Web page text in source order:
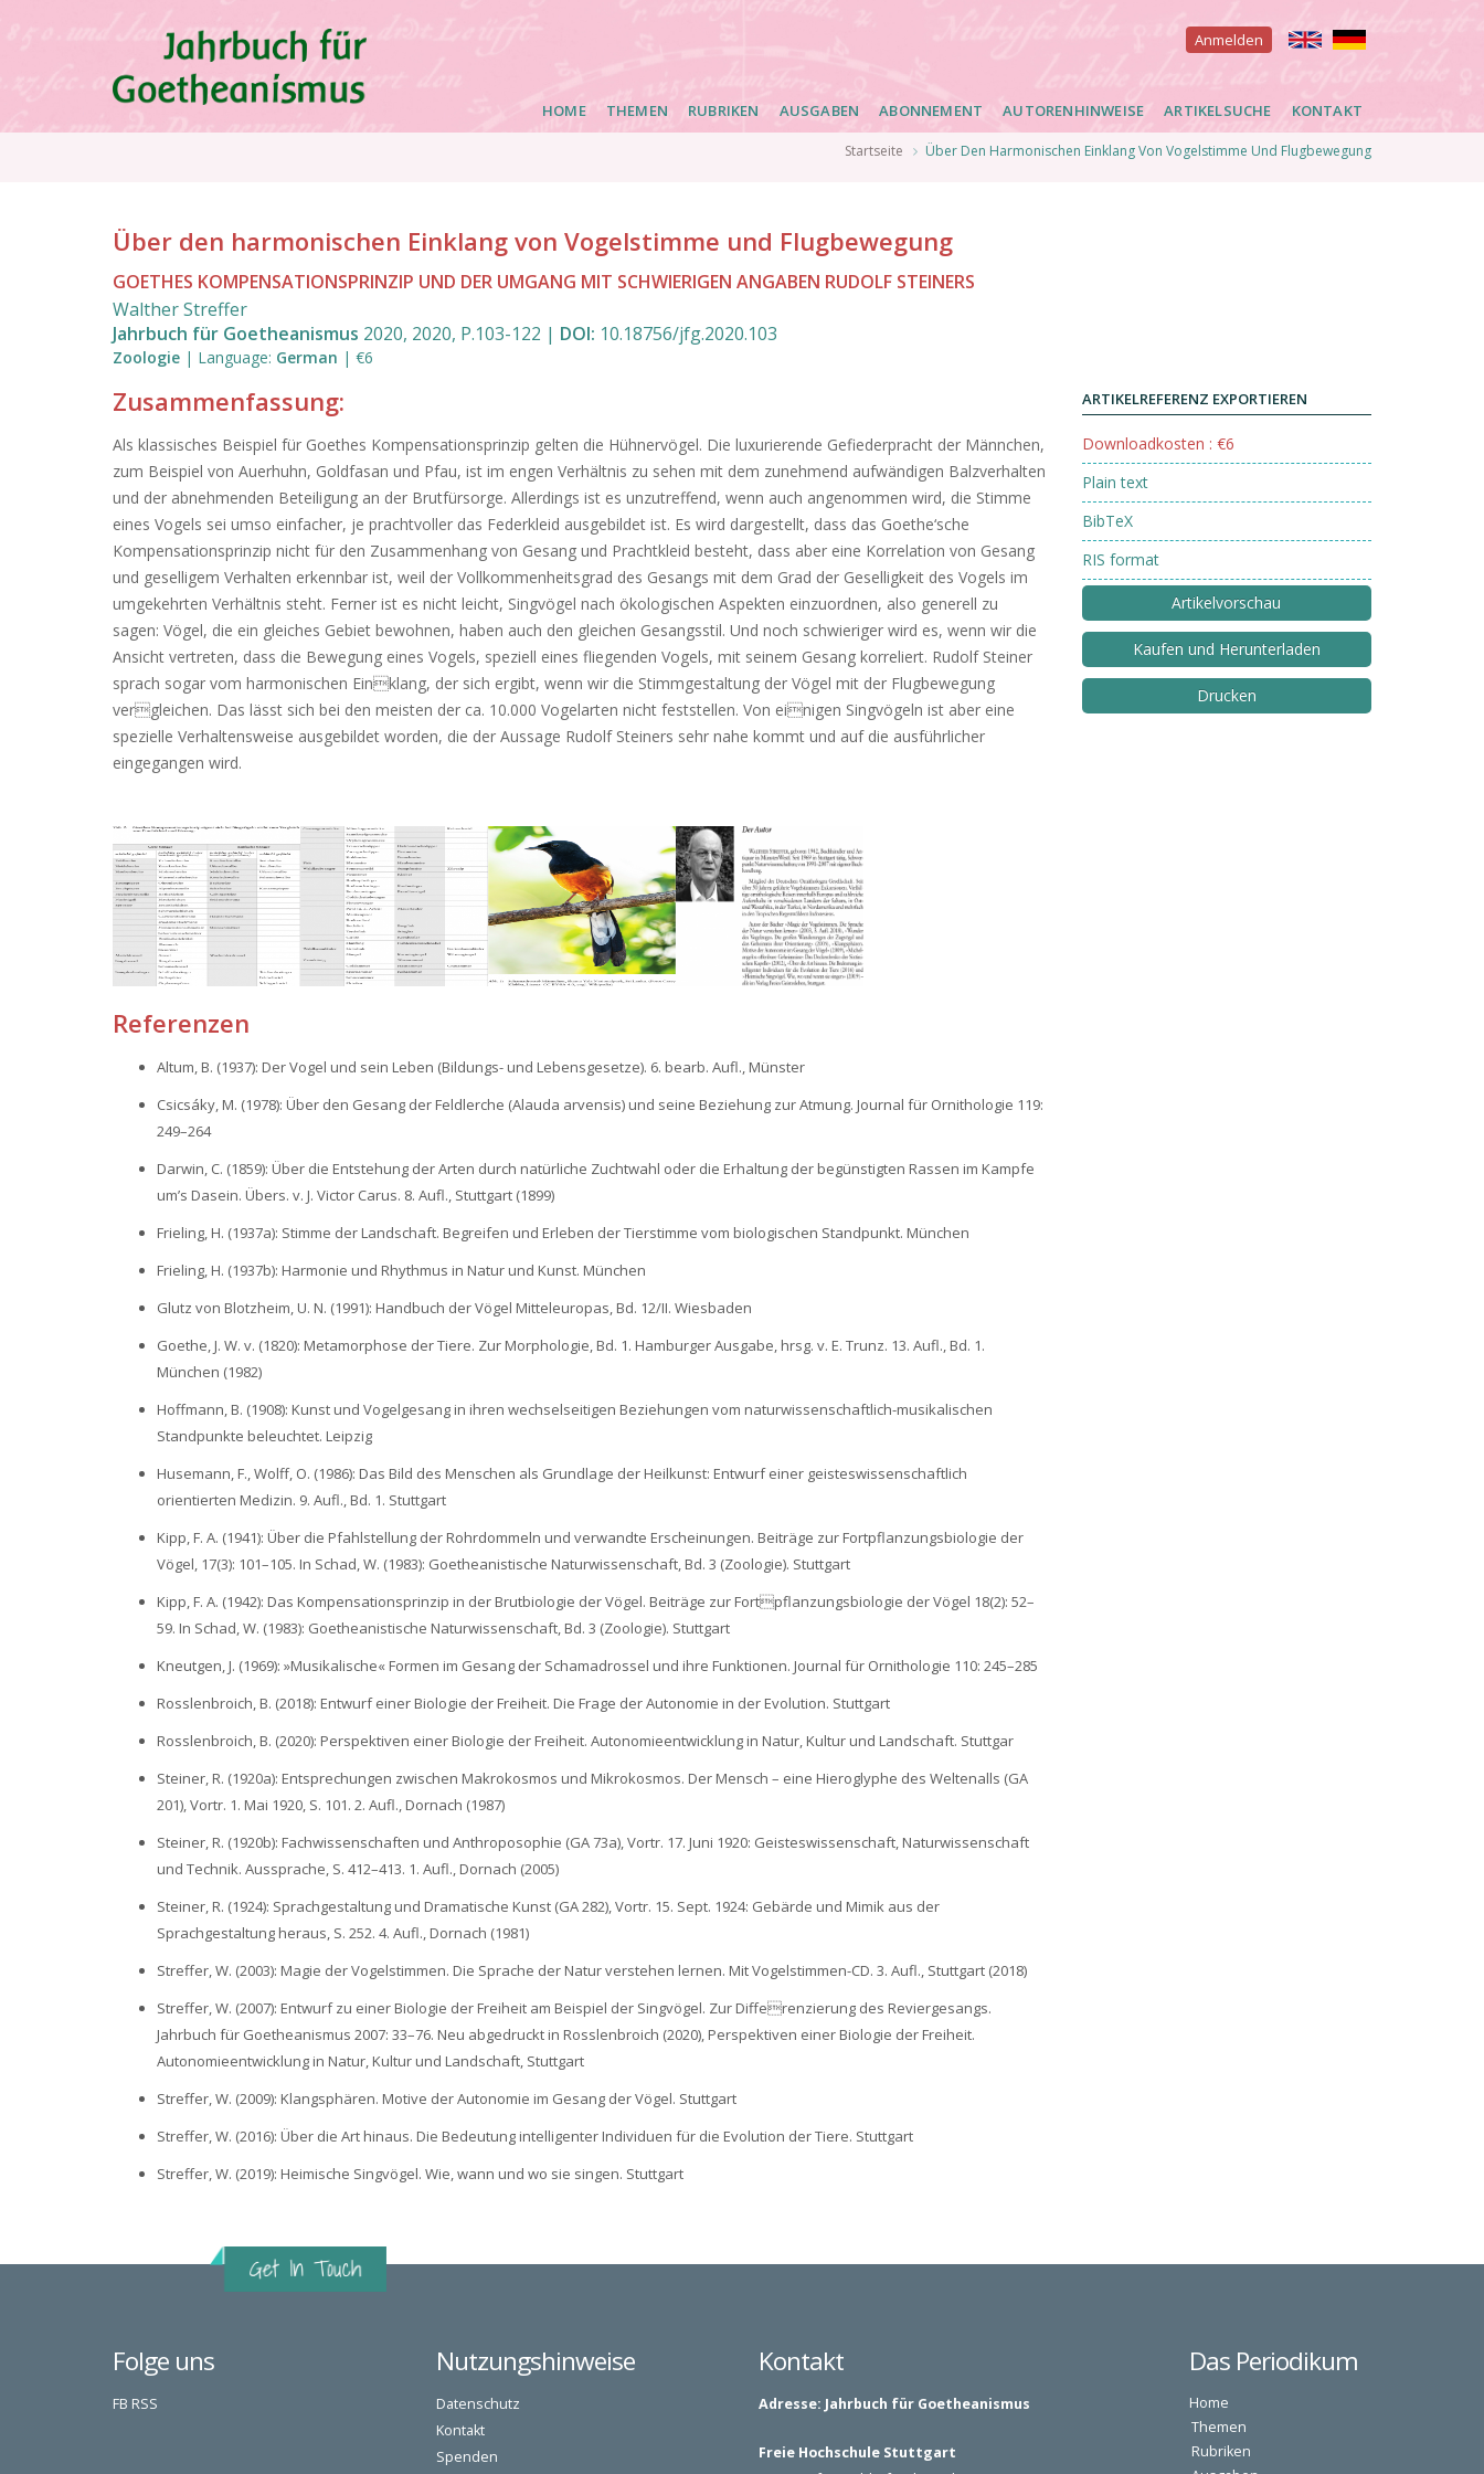
User
menu
Anmelden
Main
HOME THEMEN RUBRIKEN AUSGABEN ABONNEMENT AUTORENHINWEISE ARTIKELSUCHE KONTAKT
Startseite Über Den Harmonischen Einklang Von Vogelstimme Und Flugbewegung
Über den harmonischen Einklang von Vogelstimme und Flugbewegung
GOETHES KOMPENSATIONSPRINZIP UND DER UMGANG MIT SCHWIERIGEN ANGABEN RUDOLF STEINERS
Walther Streffer
Jahrbuch für Goetheanismus 2020, 2020, P.103-122 | DOI: 10.18756/jfg.2020.103
Zoologie | Language: German | €6
ARTIKELREFERENZ EXPORTIEREN
Downloadkosten : €6
Plain text
BibTeX
RIS format
Artikelvorschau
Kaufen und Herunterladen
Drucken
Zusammenfassung:
Als klassisches Beispiel für Goethes Kompensationsprinzip gelten die Hühnervögel. Die luxurierende Gefiederpracht der Männchen,
zum Beispiel von Auerhuhn, Goldfasan und Pfau, ist im engen Verhältnis zu sehen mit dem zunehmend aufwändigen Balzverhalten
und der abnehmenden Beteiligung an der Brutfürsorge. Allerdings ist es unzutreffend, wenn auch angenommen wird, die Stimme
eines Vogels sei umso einfacher, je prachtvoller das Federkleid ausgebildet ist. Es wird dargestellt, dass das Goethe‘sche
Kompensationsprinzip nicht für den Zusammenhang von Gesang und Prachtkleid besteht, dass aber eine Korrelation von Gesang
und geselligem Verhalten erkennbar ist, weil der Vollkommenheitsgrad des Gesangs mit dem Grad der Geselligkeit des Vogels im
umgekehrten Verhältnis steht. Ferner ist es nicht leicht, Singvögel nach ökologischen Aspekten einzuordnen, also generell zu
sagen: Vögel, die ein gleiches Gebiet bewohnen, haben auch den gleichen Gesangsstil. Und noch schwieriger wird es, wenn wir die
Ansicht vertreten, dass die Bewegung eines Vogels, speziell eines fliegenden Vogels, mit seinem Gesang korreliert. Rudolf Steiner
sprach sogar vom harmonischen Einklang, der sich ergibt, wenn wir die Stimmgestaltung der Vögel mit der Flugbewegung
vergleichen. Das lässt sich bei den meisten der ca. 10.000 Vogelarten nicht feststellen. Von einigen Singvögeln ist aber eine
spezielle Verhaltensweise ausgebildet worden, die der Aussage Rudolf Steiners sehr nahe kommt und auf die ausführlicher
eingegangen wird.
Referenzen
Altum, B. (1937): Der Vogel und sein Leben (Bildungs- und Lebensgesetze). 6. bearb. Aufl., Münster
Csicsáky, M. (1978): Über den Gesang der Feldlerche (Alauda arvensis) und seine Beziehung zur Atmung. Journal für Ornithologie 119:
249–264
Darwin, C. (1859): Über die Entstehung der Arten durch natürliche Zuchtwahl oder die Erhaltung der begünstigten Rassen im Kampfe
um’s Dasein. Übers. v. J. Victor Carus. 8. Aufl., Stuttgart (1899)
Frieling, H. (1937a): Stimme der Landschaft. Begreifen und Erleben der Tierstimme vom biologischen Standpunkt. München
Frieling, H. (1937b): Harmonie und Rhythmus in Natur und Kunst. München
Glutz von Blotzheim, U. N. (1991): Handbuch der Vögel Mitteleuropas, Bd. 12/II. Wiesbaden
Goethe, J. W. v. (1820): Metamorphose der Tiere. Zur Morphologie, Bd. 1. Hamburger Ausgabe, hrsg. v. E. Trunz. 13. Aufl., Bd. 1.
München (1982)
Hoffmann, B. (1908): Kunst und Vogelgesang in ihren wechselseitigen Beziehungen vom naturwissenschaftlich-musikalischen
Standpunkte beleuchtet. Leipzig
Husemann, F., Wolff, O. (1986): Das Bild des Menschen als Grundlage der Heilkunst: Entwurf einer geisteswissenschaftlich
orientierten Medizin. 9. Aufl., Bd. 1. Stuttgart
Kipp, F. A. (1941): Über die Pfahlstellung der Rohrdommeln und verwandte Erscheinungen. Beiträge zur Fortpflanzungsbiologie der
Vögel, 17(3): 101–105. In Schad, W. (1983): Goetheanistische Naturwissenschaft, Bd. 3 (Zoologie). Stuttgart
Kipp, F. A. (1942): Das Kompensationsprinzip in der Brutbiologie der Vögel. Beiträge zur Fortpflanzungsbiologie der Vögel 18(2): 52–
59. In Schad, W. (1983): Goetheanistische Naturwissenschaft, Bd. 3 (Zoologie). Stuttgart
Kneutgen, J. (1969): »Musikalische« Formen im Gesang der Schamadrossel und ihre Funktionen. Journal für Ornithologie 110: 245–285
Rosslenbroich, B. (2018): Entwurf einer Biologie der Freiheit. Die Frage der Autonomie in der Evolution. Stuttgart
Rosslenbroich, B. (2020): Perspektiven einer Biologie der Freiheit. Autonomieentwicklung in Natur, Kultur und Landschaft. Stuttgar
Steiner, R. (1920a): Entsprechungen zwischen Makrokosmos und Mikrokosmos. Der Mensch – eine Hieroglyphe des Weltenalls (GA
201), Vortr. 1. Mai 1920, S. 101. 2. Aufl., Dornach (1987)
Steiner, R. (1920b): Fachwissenschaften und Anthroposophie (GA 73a), Vortr. 17. Juni 1920: Geisteswissenschaft, Naturwissenschaft
und Technik. Aussprache, S. 412–413. 1. Aufl., Dornach (2005)
Steiner, R. (1924): Sprachgestaltung und Dramatische Kunst (GA 282), Vortr. 15. Sept. 1924: Gebärde und Mimik aus der
Sprachgestaltung heraus, S. 252. 4. Aufl., Dornach (1981)
Streffer, W. (2003): Magie der Vogelstimmen. Die Sprache der Natur verstehen lernen. Mit Vogelstimmen-CD. 3. Aufl., Stuttgart (2018)
Streffer, W. (2007): Entwurf zu einer Biologie der Freiheit am Beispiel der Singvögel. Zur Differenzierung des Reviergesangs.
Jahrbuch für Goetheanismus 2007: 33–76. Neu abgedruckt in Rosslenbroich (2020), Perspektiven einer Biologie der Freiheit.
Autonomieentwicklung in Natur, Kultur und Landschaft, Stuttgart
Streffer, W. (2009): Klangsphären. Motive der Autonomie im Gesang der Vögel. Stuttgart
Streffer, W. (2016): Über die Art hinaus. Die Bedeutung intelligenter Individuen für die Evolution der Tiere. Stuttgart
Streffer, W. (2019): Heimische Singvögel. Wie, wann und wo sie singen. Stuttgart
Folge uns
FB RSS
Nutzungshinweise
Datenschutz
Kontakt
Spenden
Kontakt
Adresse: Jahrbuch für Goetheanismus
Freie Hochschule Stuttgart
Das Periodikum
Home
Themen
Rubriken